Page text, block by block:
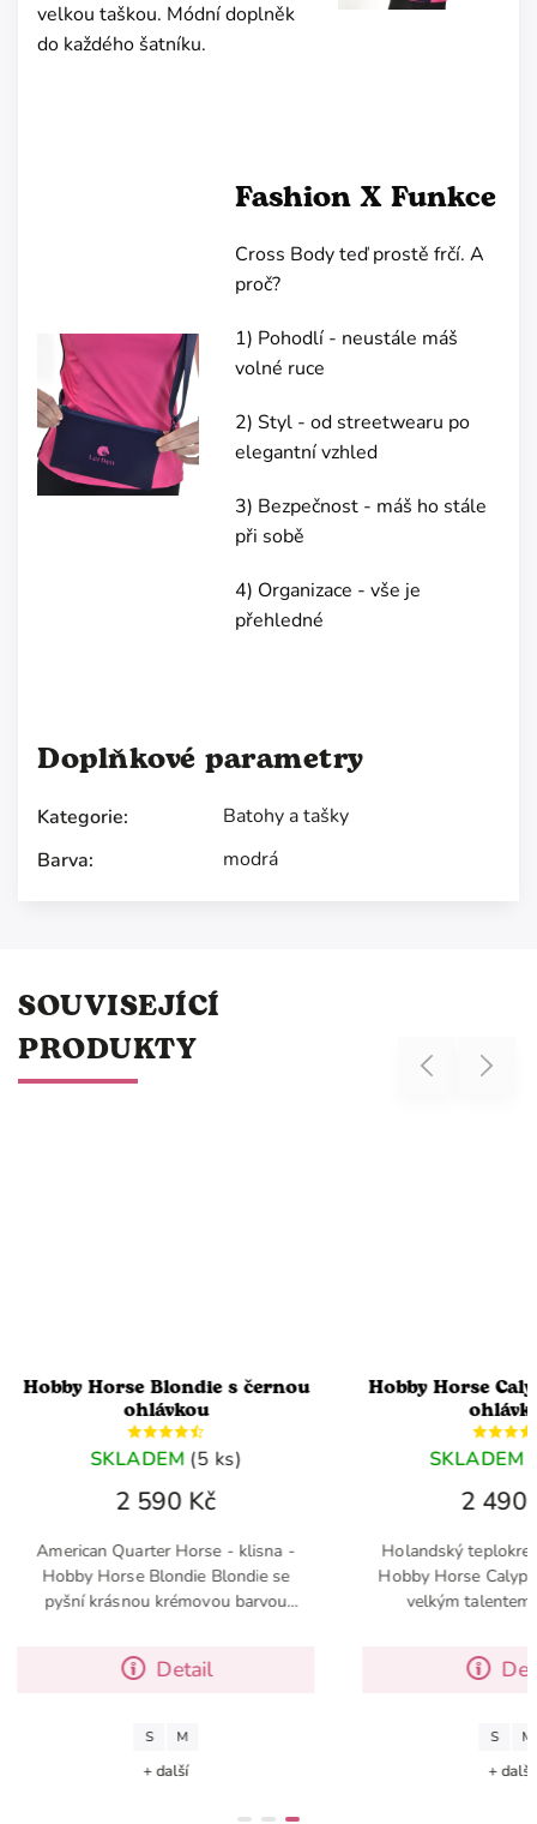
velkou taškou. Módní doplněk
do každého šatníku.
Fashion X Funkce
Cross Body teď prostě frčí. A
proč?
1) Pohodlí - neustále máš
volné ruce
2) Styl - od streetwearu po
elegantní vzhled
3) Bezpečnost - máš ho stále
při sobě
4) Organizace - vše je
přehledné
Doplňkové parametry
Kategorie:
Batohy a tašky
Barva: modrá
SOUVISEJÍCÍ
PRODUKTY
Previous
s černou
Horse - klisna -
Blondie se
barvou
Hobby Horse Calypso s černou
(>5 ks)
Holandský teplokrevník - hřebec -
Hobby Horse Calypso Mladý kůň s
velkým talentem pro sport.
Next